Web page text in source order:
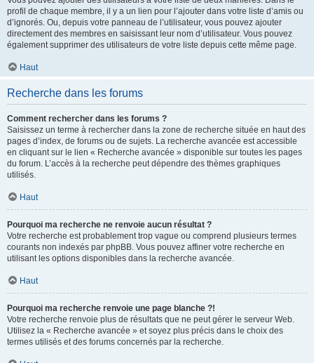
profil de chaque membre, il y a un lien pour l’ajouter dans votre liste d’amis ou
d’ignorés. Ou, depuis votre panneau de l’utilisateur, vous pouvez ajouter
directement des membres en saisissant leur nom d’utilisateur. Vous pouvez
également supprimer des utilisateurs de votre liste depuis cette même page.
Haut
Recherche dans les forums
Comment rechercher dans les forums ?
Saisissez un terme à rechercher dans la zone de recherche située en haut des
pages d’index, de forums ou de sujets. La recherche avancée est accessible
en cliquant sur le lien « Recherche avancée » disponible sur toutes les pages
du forum. L’accès à la recherche peut dépendre des thèmes graphiques
utilisés.
Haut
Pourquoi ma recherche ne renvoie aucun résultat ?
Votre recherche est probablement trop vague ou comprend plusieurs termes
courants non indexés par phpBB. Vous pouvez affiner votre recherche en
utilisant les options disponibles dans la recherche avancée.
Haut
Pourquoi ma recherche renvoie une page blanche ?!
Votre recherche renvoie plus de résultats que ne peut gérer le serveur Web.
Utilisez la « Recherche avancée » et soyez plus précis dans le choix des
termes utilisés et des forums concernés par la recherche.